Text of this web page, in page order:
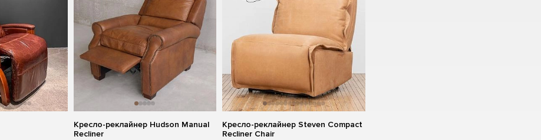
Кресло-реклайнер Hudson Manual
Recliner
Кресло-реклайнер Steven Compact
Recliner Chair